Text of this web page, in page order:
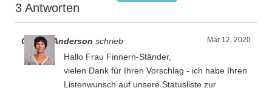
3 Antworten
Mar 12, 2020
Gesine Anderson schrieb
Hallo Frau Finnern-Ständer,
vielen Dank für Ihren Vorschlag - ich habe Ihren
Listenwunsch auf unsere Statusliste zur